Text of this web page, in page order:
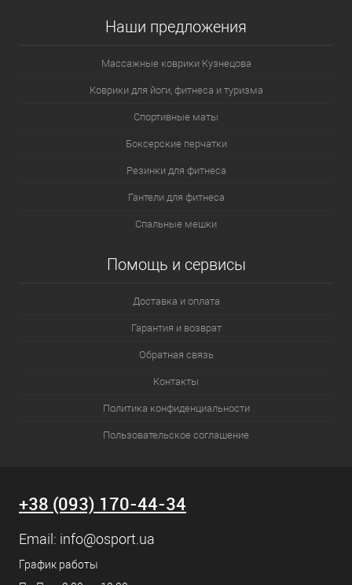
Наши предложения
Массажные коврики Кузнецова
Коврики для йоги, фитнеса и туризма
Спортивные маты
Боксерские перчатки
Резинки для фитнеса
Гантели для фитнеса
Спальные мешки
Помощь и сервисы
Доставка и оплата
Гарантия и возврат
Обратная связь
Контакты
Политика конфиденциальности
Пользовательское соглашение
+38 (093) 170-44-34
Email: info@osport.ua
График работы